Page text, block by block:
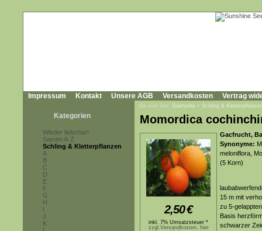
Impressum Kontakt Unsere AGB Versandkosten Vertrag
Kategorien
Wieder lieferbar!
Samen A-Z
Schling & Kletterpflanzen
A
B
C
D
E
F
G
H
I
J
K
Sie sind hier: Startseite » Schling & Kletterpflanzen
Momordica
2,50€
inkl. 7% Umsatzsteuer *
zzgl.Versandkosten, hier
Gacfrucht,
Synonyme:
meloniflora,
(5 Korn)
15 m mit
zu 5-
Basis
schwarzer